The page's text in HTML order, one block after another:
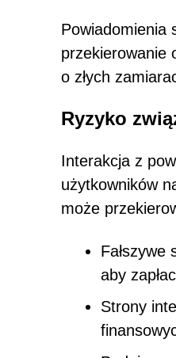
Powiadomienia
przekierowanie
o złych
Ryzyko
Interakcja z
użytkowników
może
aby
Strony